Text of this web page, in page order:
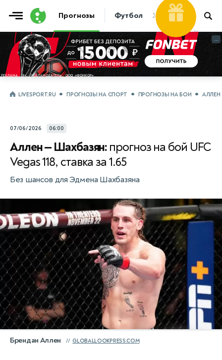
Прогнозы Футбол Хоккей Теннис
Фрибет
30 000
...
...
LIVESPORT.RU ПРОГНОЗЫ НА СПОРТ ПРОГНОЗЫ НА БОИ АЛЛЕН
07/06/2026 06:00
Аллен — Шахбазян: прогноз на бой UFC
Vegas 118, ставка за 1.65
Без шансов для Эдмена Шахбазяна
Брендан Аллен GLOBALLOOKPRESS.COM